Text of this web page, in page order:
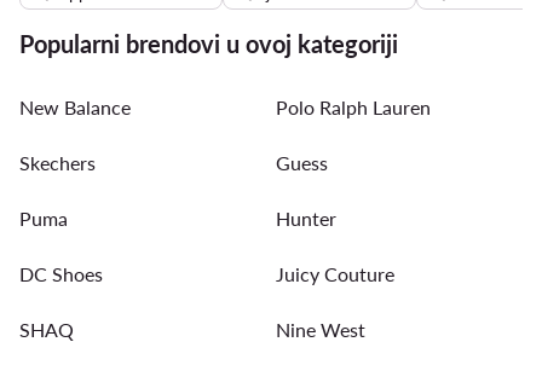
Popularni brendovi u ovoj kategoriji
New Balance Polo Ralph Lauren
Skechers Guess
Puma Hunter
DC Shoes Juicy Couture
SHAQ Nine West